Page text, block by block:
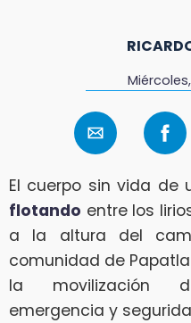
El cuerpo sin vida de
flotando entre los
a la altura del
comunidad de
la movilización
emergencia y